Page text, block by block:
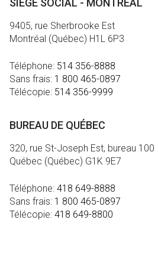
SIÈGE SOCIAL - MONTRÉAL
9405, rue Sherbrooke Est
Montréal (Québec) H1L 6P3
Téléphone: 514 356-8888
Sans frais: 1 800 465-0897
Télécopie: 514 356-9999
BUREAU DE QUÉBEC
320, rue St-Joseph Est, bureau 100
Québec (Québec) G1K 9E7
Téléphone: 418 649-8888
Sans frais: 1 800 465-0897
Télécopie: 418 649-8800